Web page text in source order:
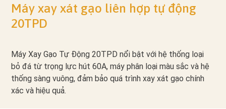
Máy xay xát gạo liên hợp tự động
20TPD
Máy Xay Gạo Tự Động 20TPD nổi bật với hệ thống loại
bỏ đá từ trọng lực hút 60A, máy phân loại màu sắc và hệ
thống sàng vuông, đảm bảo quá trình xay xát gạo chính
xác và hiệu quả.